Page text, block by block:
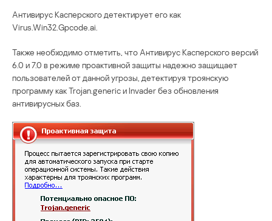
Антивирус Касперского детектирует его как
Virus.Win32.Gpcode.ai.
Также необходимо отметить, что Антивирус Касперского версий
6.0 и 7.0 в режиме проактивной защиты надежно защищает
пользователей от данной угрозы, детектируя троянскую
программу как Trojan.generic и Invader без обновления
антивирусных баз.